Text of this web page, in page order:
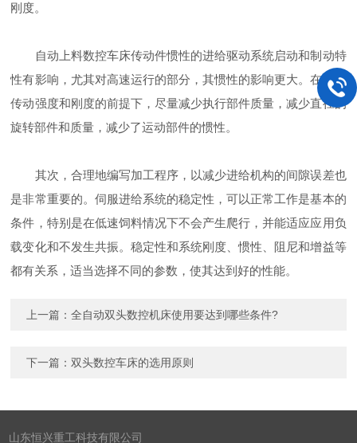
刚度。
自动上料数控车床传动件惯性的进给驱动系统启动和制动特
性有影响，尤其对高速运行的部分，其惯性的影响更大。在保障
传动强度和刚度的前提下，尽量减少执行部件质量，减少直径的
旋转部件和质量，减少了运动部件的惯性。
其次，合理地编写加工程序，以减少进给机构的间隙误差也
是非常重要的。伺服进给系统的稳定性，可以正常工作是基本的
条件，特别是在低速饲料情况下不会产生爬行，并能适应应用负
载变化和不发生共振。稳定性和系统刚度、惯性、阻尼和增益等
都有关系，适当选择不同的参数，使其达到好的性能。
上一篇：全自动双头数控机床使用要达到哪些条件?
下一篇：双头数控车床的选用原则
山东恒兴重工科技有限公司